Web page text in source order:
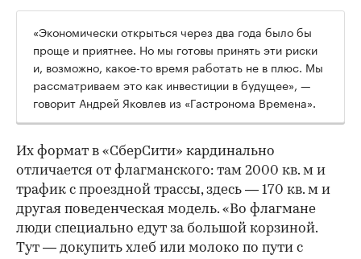
«Экономически открыться через два года было бы
проще и приятнее. Но мы готовы принять эти риски
и, возможно, какое-то время работать не в плюс. Мы
рассматриваем это как инвестиции в будущее», —
говорит Андрей Яковлев из «Гастронома Времена».
Их формат в «СберСити» кардинально
отличается от флагманского: там 2000 кв. м и
трафик с проездной трассы, здесь — 170 кв. м и
другая поведенческая модель. «Во флагмане
люди специально едут за большой корзиной.
Тут — докупить хлеб или молоко по пути с